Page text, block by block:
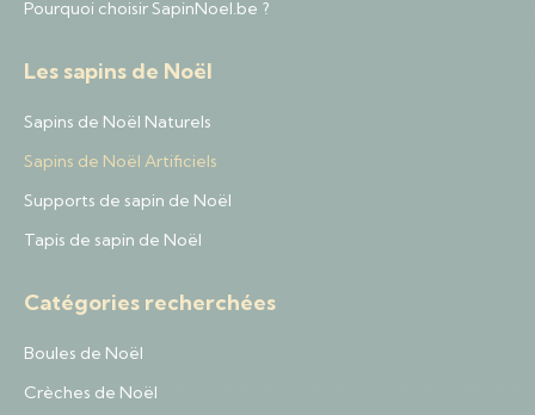
Pourquoi choisir SapinNoel.be ?
Les sapins de Noël
Sapins de Noël Naturels
Sapins de Noël Artificiels
Supports de sapin de Noël
Tapis de sapin de Noël
Catégories recherchées
Boules de Noël
Crèches de Noël